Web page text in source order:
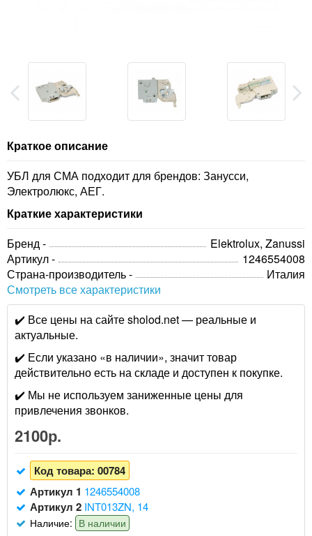
Краткое описание
УБЛ для СМА подходит для брендов: Занусси,
Электролюкс, АЕГ.
Краткие характеристики
Бренд -
Elektrolux, Zanussi
Артикул -
1246554008
Страна-производитель -
Италия
Смотреть все характеристики
✔️ Все цены на сайте sholod.net — реальные и
актуальные.
✔️ Если указано «в наличии», значит товар
действительно есть на складе и доступен к покупке.
✔️ Мы не используем заниженные цены для
привлечения звонков.
2100р.
Код товара: 00784
Артикул 1 1246554008
Артикул 2 INT013ZN, 14
Наличие: В наличии